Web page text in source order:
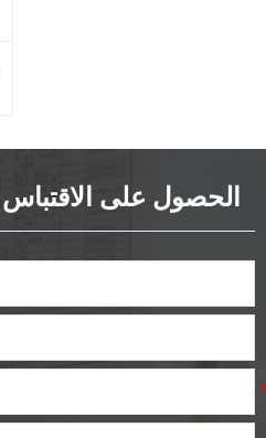
الحصول على الاقتباس